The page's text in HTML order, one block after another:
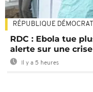
RÉPUBLIQUE
RDC : Ebola tue
alerte sur une
Il y a 5 heures